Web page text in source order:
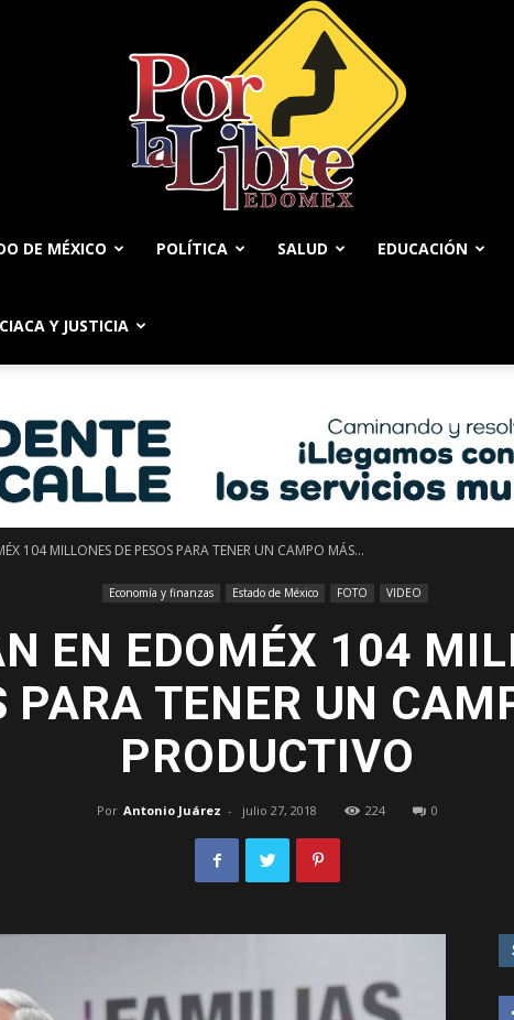
–
Edomex
DE MÉXICO POLÍTICA SALUD EDUCACIÓN
Y JUSTICIA
104 MILLONES DE PESOS PARA TENER UN CAMPO MÁS...
Economía y finanzas Estado de México FOTO VIDEO
EN EDOMÉX 104
PARA TENER UN
PRODUCTIVO
Por Antonio Juárez - julio 27, 2018 224 0